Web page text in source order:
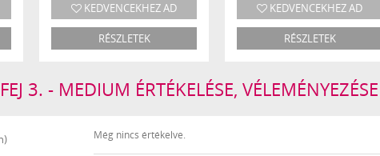
KEDVENCEKHEZ AD
RÉSZLETEK
KEDVENCEKHEZ AD
RÉSZLETEK
3. - MEDIUM ÉRTÉKELÉSE, VÉLEMÉNYEZÉSE
Még nincs értékelve.